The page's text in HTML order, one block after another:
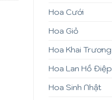
Hoa Cưới
Hoa Giỏ
Hoa Khai Trương
Hoa Lan Hồ Điệp
Hoa Sinh Nhật